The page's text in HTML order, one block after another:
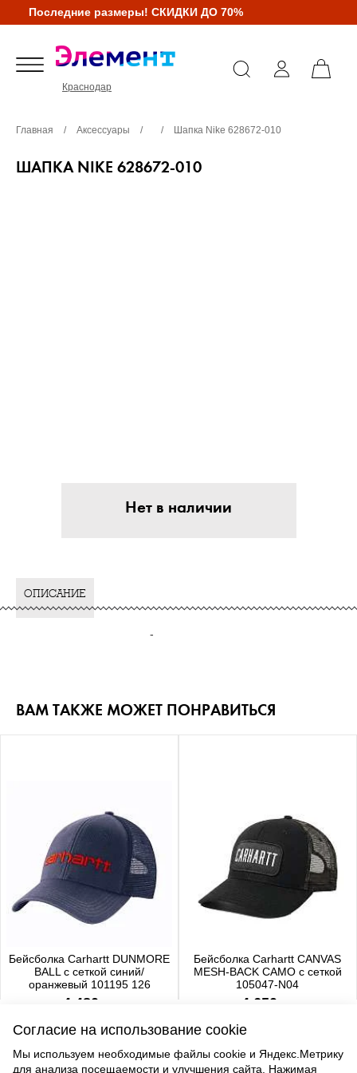
Последние размеры! СКИДКИ ДО 70%
Краснодар
Главная / Аксессуары / / Шапка Nike 628672-010
ШАПКА NIKE 628672-010
Нет в наличии
ОПИСАНИЕ
-
ВАМ ТАКЖЕ МОЖЕТ ПОНРАВИТЬСЯ
Бейсболка Carhartt DUNMORE
BALL с сеткой синий/
оранжевый 101195 126
4 480 р.
Бейсболка Carhartt CANVAS
MESH-BACK CAMO с сеткой
105047-N04
4 650 р.
Согласие на использование cookie
Мы используем необходимые файлы cookie и Яндекс.Метрику
для анализа посещаемости и улучшения сайта. Нажимая